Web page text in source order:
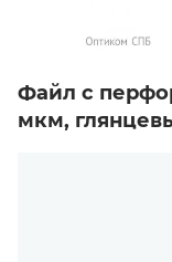
Файл с
мкм,